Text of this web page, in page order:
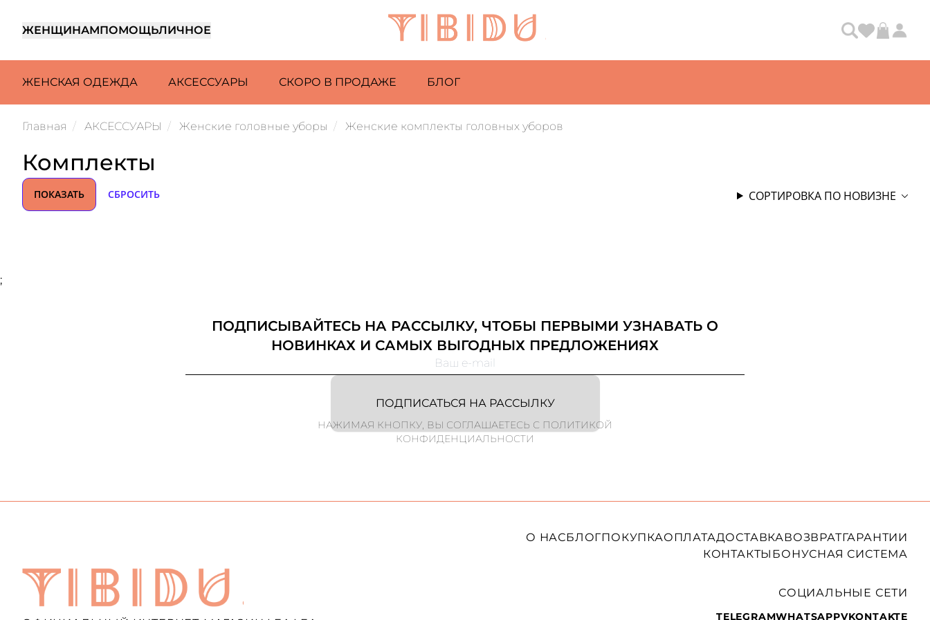
ЖЕНЩИНАМПОМОЩЬЛИЧНОЕ
ЖЕНСКАЯ ОДЕЖДА АКСЕССУАРЫ СКОРО В ПРОДАЖЕ БЛОГ
Главная АКСЕССУАРЫ Женские головные уборы Женские комплекты головных уборов
Комплекты
ПОКАЗАТЬ СБРОСИТЬ СОРТИРОВКА ПО НОВИЗНЕ
;
ПОДПИСЫВАЙТЕСЬ НА РАССЫЛКУ, ЧТОБЫ ПЕРВЫМИ УЗНАВАТЬ О
НОВИНКАХ И САМЫХ ВЫГОДНЫХ ПРЕДЛОЖЕНИЯХ
ПОДПИСАТЬСЯ НА РАССЫЛКУ
НАЖИМАЯ КНОПКУ, ВЫ СОГЛАШАЕТЕСЬ С ПОЛИТИКОЙ
КОНФИДЕНЦИАЛЬНОСТИ
О НАСБЛОГПОКУПКАОПЛАТАДОСТАВКАВОЗВРАТГАРАНТИИ
КОНТАКТЫ БОНУСНАЯ СИСТЕМА
СОЦИАЛЬНЫЕ СЕТИ
TELEGRAMWHATSAPPVKONTAKTE